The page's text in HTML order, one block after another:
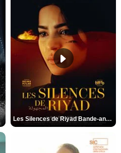
Les Silences de Riyad Bande-annonce VO STFR